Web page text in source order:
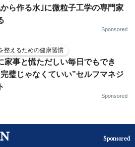
ら作る水｣に微粒子工学の専門家
Sponsored
整えるための健康習慣
家事と慌ただしい毎日でもでき
璧じゃなくていい”セルフマネジ
Sponsored
Sponsored